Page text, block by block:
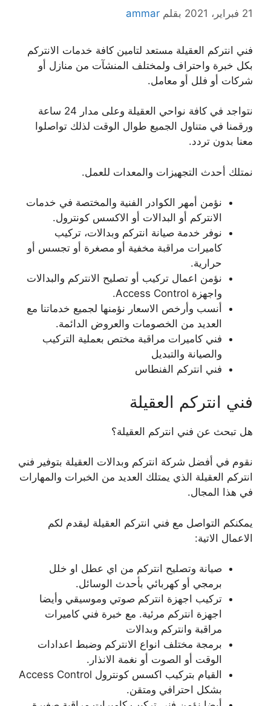
21 فبراير، 2021 بقلم ammar
فني انتركم العقيلة مستعد لتامين كافة خدمات الانتركم
بكل خبرة واحتراف ولمختلف المنشآت من منازل أو
شركات أو فلل أو معامل.
نتواجد في كافة نواحي العقيلة وعلى مدار 24 ساعة
ورقمنا في متناول الجميع طوال الوقت لذلك تواصلوا
معنا بدون تردد.
نمتلك أحدث التجهيزات والمعدات للعمل.
نؤمن أمهر الكوادر الفنية والمختصة في خدمات
الانتركم أو البدالات أو الاكسس كونترول.
نوفر خدمة صيانة انتركم وبدالات، تركيب
كاميرات مراقبة مخفية أو مصغرة أو تجسس أو
حرارية.
نؤمن اعمال تركيب أو تصليح الانتركم والبدالات
واجهزة Access Control.
أنسب وأرخص الاسعار نؤمنها لجميع خدماتنا مع
العديد من الخصومات والعروض الدائمة.
فني كاميرات مراقبة مختص بعملية التركيب
والصيانة والتبديل
فني انتركم الفنطاس
فني انتركم العقيلة
هل تبحث عن فني انتركم العقيلة؟
نقوم في أفضل شركة انتركم وبدالات العقيلة بتوفير فني
انتركم العقيلة الذي يمتلك العديد من الخبرات والمهارات
في هذا المجال.
يمكنكم التواصل مع فني انتركم العقيلة ليقدم لكم
الاعمال الاتية:
صيانة وتصليح انتركم من اي عطل او خلل
برمجي أو كهربائي بأحدث الوسائل.
تركيب اجهزة انتركم صوتي وموسيقي وأيضا
اجهزة انتركم مرئية. مع خبرة فني كاميرات
مراقبة وانتركم وبدالات
برمجة مختلف انواع الانتركم وضبط اعدادات
الوقت أو الصوت أو نغمة الانذار.
القيام بتركيب اكسس كونترول Access Control
بشكل احترافي ومتقن.